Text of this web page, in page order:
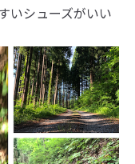
いシューズがいい